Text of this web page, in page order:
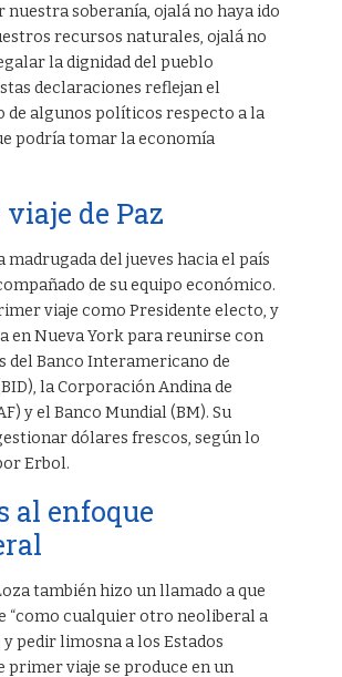
nuestra soberanía, ojalá no haya ido
recursos naturales, ojalá no
la dignidad del pueblo
declaraciones reflejan el
de algunos políticos respecto a la
podría tomar la economía
de Paz
madrugada del jueves hacia el país
de su equipo económico.
viaje como Presidente electo, y
en Nueva York para reunirse con
del Banco Interamericano de
la Corporación Andina de
y el Banco Mundial (BM). Su
dólares frescos, según lo
Erbol.
al enfoque
también hizo un llamado a que
“como cualquier otro neoliberal a
pedir limosna a los Estados
primer viaje se produce en un